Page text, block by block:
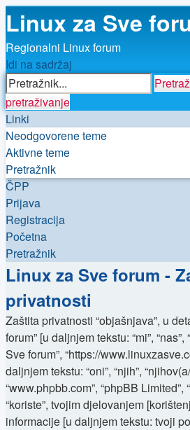
Linux za Sve
Regionalni Linux forum
Idi na sadržaj
pretraživanje
Linki
Neodgovorene teme
Aktivne teme
Pretražnik
ČPP
Prijava
Registracija
Početna
Pretražnik
Linux za Sve forum -
privatnosti
Zaštita privatnosti “objašnjava”, u
forum” [u daljnjem tekstu: “mi”,
Sve forum”, “https://
daljnjem tekstu: “oni”, “njih”,
“www.phpbb.com”, “phpBB Limited”,
“koriste”, tvojim djelovanjem
informacije [u daljnjem tekstu: tvoji